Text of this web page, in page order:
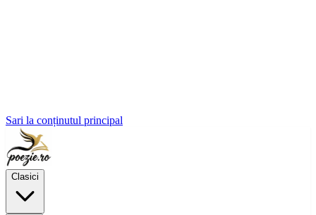
Sari la conținutul principal
Clasici